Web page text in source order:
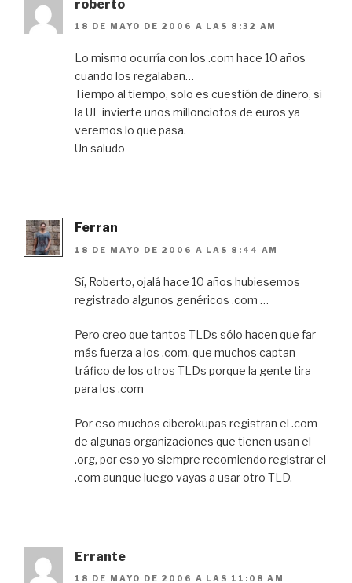
roberto
18 DE MAYO DE 2006 A LAS 8:32 AM
Lo mismo ocurría con los .com hace 10 años
cuando los regalaban…
Tiempo al tiempo, solo es cuestión de dinero, si
la UE invierte unos millonciotos de euros ya
veremos lo que pasa.
Un saludo
Ferran
18 DE MAYO DE 2006 A LAS 8:44 AM
Sí, Roberto, ojalá hace 10 años hubiesemos
registrado algunos genéricos .com …
Pero creo que tantos TLDs sólo hacen que far
más fuerza a los .com, que muchos captan
tráfico de los otros TLDs porque la gente tira
para los .com
Por eso muchos ciberokupas registran el .com
de algunas organizaciones que tienen usan el
.org, por eso yo siempre recomiendo registrar el
.com aunque luego vayas a usar otro TLD.
Errante
18 DE MAYO DE 2006 A LAS 11:08 AM